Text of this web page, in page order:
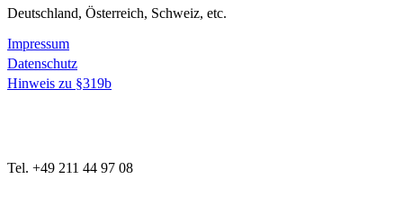
Deutschland, Österreich, Schweiz, etc.
Impressum
Datenschutz
Hinweis zu §319b
Tel. +49 211 44 97 08